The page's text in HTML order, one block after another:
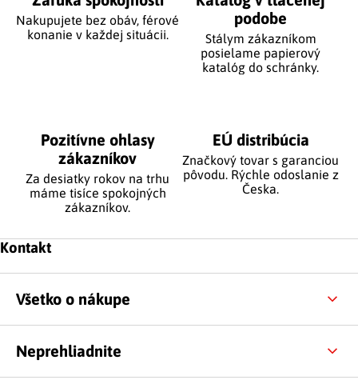
Nakupujete bez obáv, férové
​​konanie v každej situácii.
podobe
Stálym zákazníkom
posielame papierový
katalóg do schránky.
Pozitívne ohlasy
zákazníkov
Za desiatky rokov na trhu
máme tisíce spokojných
zákazníkov.
EÚ distribúcia
Značkový tovar s garanciou
pôvodu. Rýchle odoslanie z
Česka.
Zápätie
Kontakt
Všetko o nákupe
Neprehliadnite